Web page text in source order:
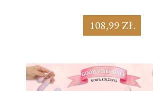
108,99 ZŁ